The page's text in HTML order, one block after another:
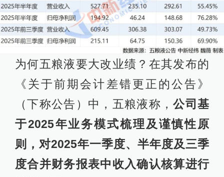
为何五粮液要大改业绩？在其发布的
《关于前期会计差错更正的公告》
（下称公告）中，五粮液称，公司基
于2025年业务模式梳理及谨慎性原
则，对2025年一季度、半年度及三季
度合并财务报表中收入确认核算进行